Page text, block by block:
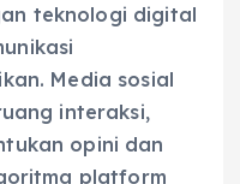
teknologi digital
Media sosial
interaksi,
opini dan
platform